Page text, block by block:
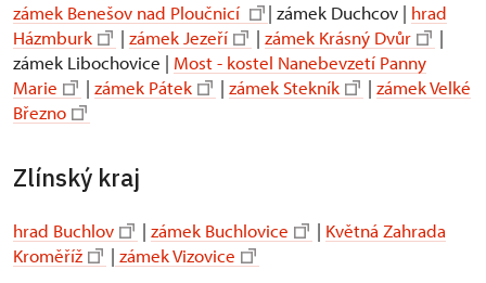
zámek Benešov nad Ploučnicí | zámek Duchcov | hrad
Házmburk
| zámek Jezeří | zámek Krásný Dvůr
|
zámek Libochovice | Most - kostel Nanebevzetí Panny
Marie
| zámek Pátek | zámek Stekník | zámek Velké
Březno
Zlínský kraj
hrad Buchlov | zámek Buchlovice | Květná Zahrada
Kroměříž
| zámek Vizovice